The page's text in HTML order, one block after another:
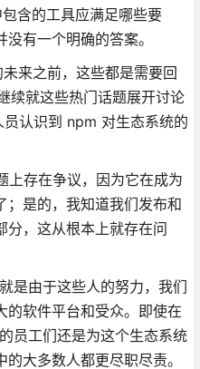
含的工具应满足哪些要
有一个明确的答案。
来之前，这些都是需要回
续就这些热门话题展开讨论
认识到 npm 对生态系统的
上存在争议，因为它在成为
；是的，我知道我们发布和
分，这从根本上就存在问
是由于这些人的努力，我们
的软件平台和受众。即使在
员工们还是为这个生态系统
大多数人都更尽职尽责。